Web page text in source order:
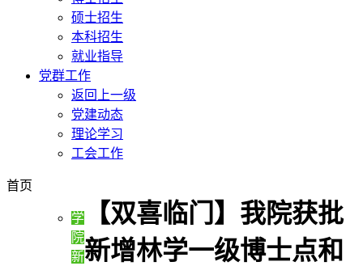
硕士招生
本科招生
就业指导
党群工作
返回上一级
党建动态
理论学习
工会工作
首页
学
院
新
【双喜临门】我院获批
新增林学一级博士点和